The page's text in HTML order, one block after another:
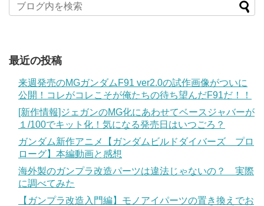
最近の投稿
来週発売のMGガンダムF91 ver2.0の試作画像がついに
公開！コレがコレこそが俺たちの待ち望んだF91だ！！
[新作情報]ジェガンのMG化にあわせてベースジャバーが
１/100でキット化！気になる発売日はいつごろ？
ガンダム新作アニメ【ガンダムビルドダイバーズ プロ
ローグ】本編動画と感想
海外製のガンプラ改造パーツは違法じゃないの？ 実際
に調べてみた
【ガンプラ改造入門編】モノアイパーツの置き換えでお